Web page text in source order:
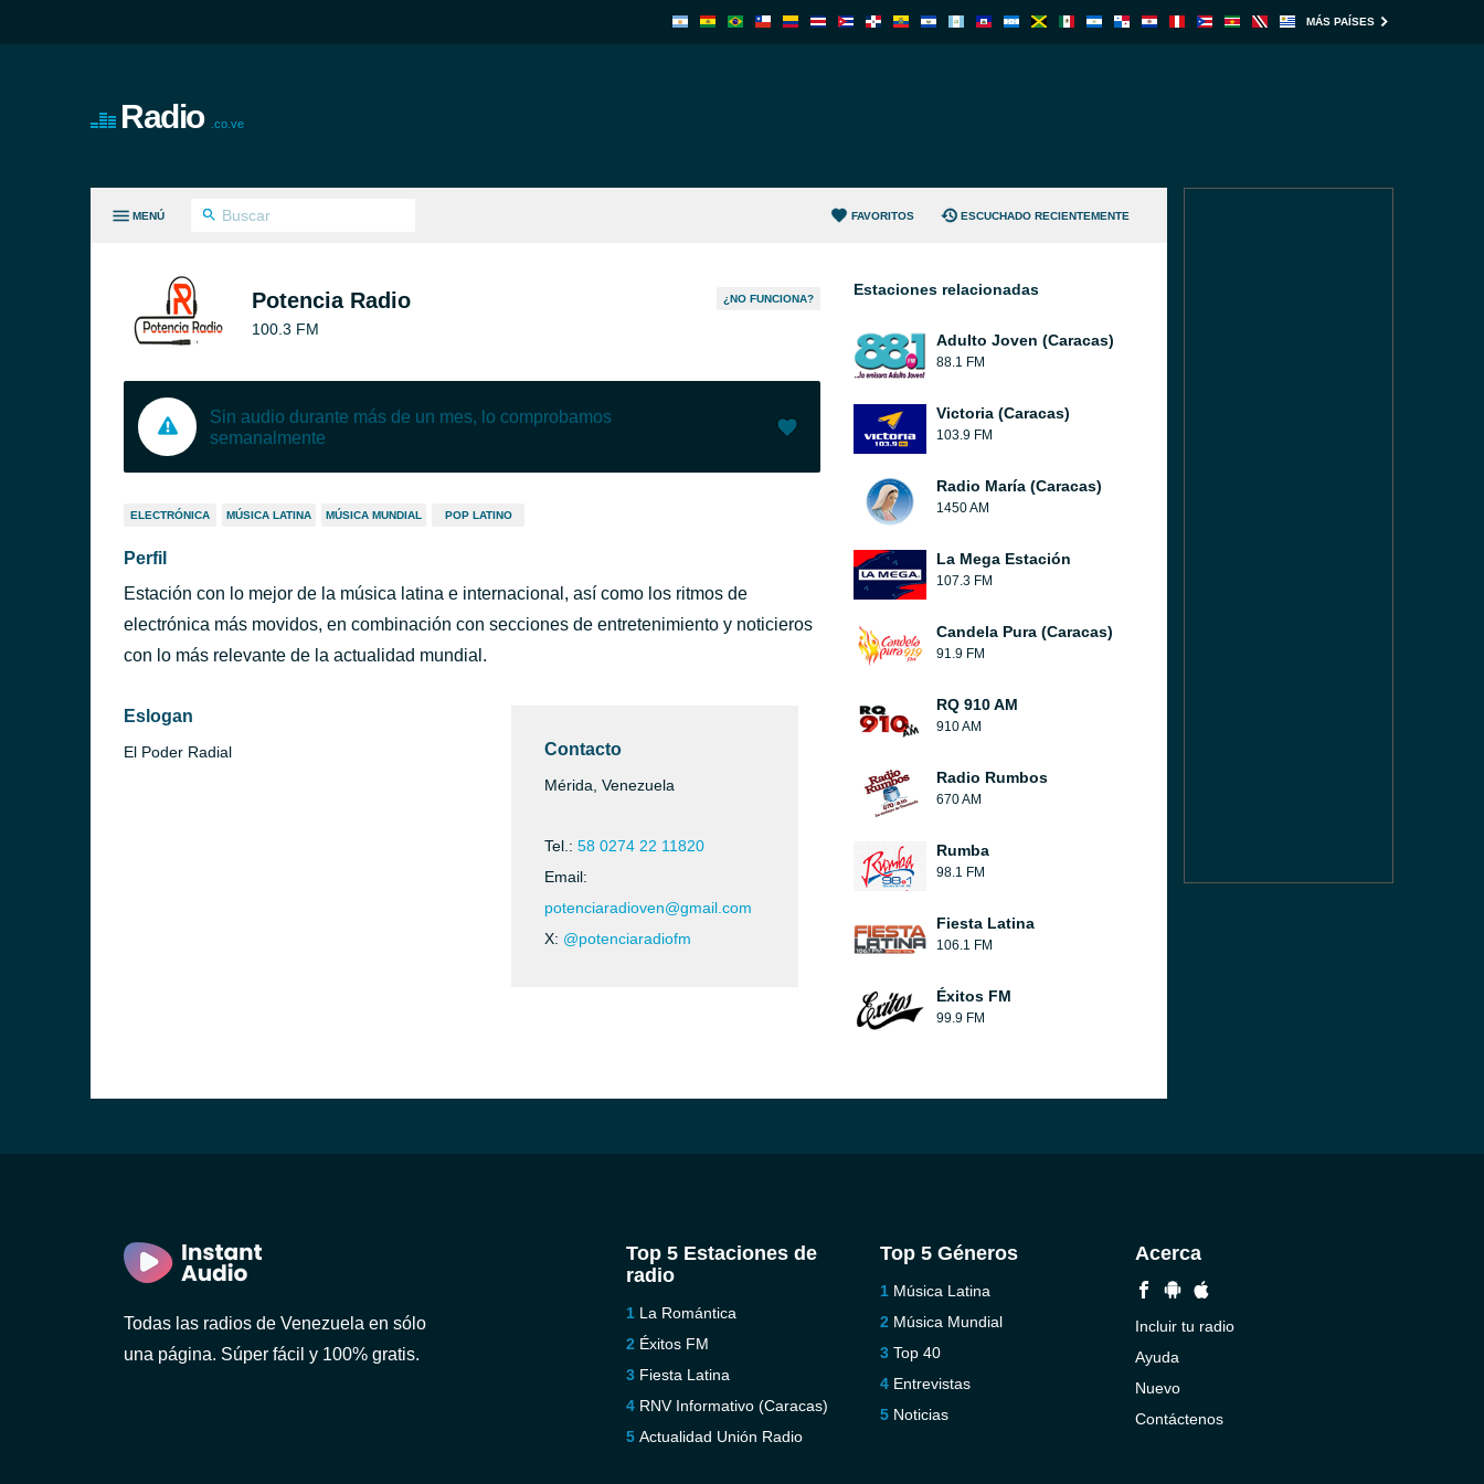
MÁS PAÍSES
Radio .co.ve
MENÚ FAVORITOS ESCUCHADO RECIENTEMENTE
Potencia Radio
100.3 FM
¿NO FUNCIONA?
Sin audio durante más de un mes, lo comprobamos
semanalmente
ELECTRÓNICA MÚSICA LATINA MÚSICA MUNDIAL POP LATINO
Perfil
Estación con lo mejor de la música latina e internacional, así como los ritmos de
electrónica más movidos, en combinación con secciones de entretenimiento y noticieros
con lo más relevante de la actualidad mundial.
Eslogan
El Poder Radial Contacto
Mérida, Venezuela
Tel.: 58 0274 22 11820
Email:
potenciaradioven@gmail.com
X: @potenciaradiofm
Estaciones relacionadas
Adulto Joven (Caracas)
88.1 FM
Victoria (Caracas)
103.9 FM
Radio María (Caracas)
1450 AM
La Mega Estación
107.3 FM
Candela Pura (Caracas)
91.9 FM
RQ 910 AM
910 AM
Radio Rumbos
670 AM
Rumba
98.1 FM
Fiesta Latina
106.1 FM
Éxitos FM
99.9 FM
Todas las radios de Venezuela en sólo
una página. Súper fácil y 100% gratis.
Top 5 Estaciones de
radio
La Romántica
Éxitos FM
Fiesta Latina
RNV Informativo (Caracas)
Actualidad Unión Radio
Top 5 Géneros
Música Latina
Música Mundial
Top 40
Entrevistas
Noticias
Acerca
Incluir tu radio
Ayuda
Nuevo
Contáctenos